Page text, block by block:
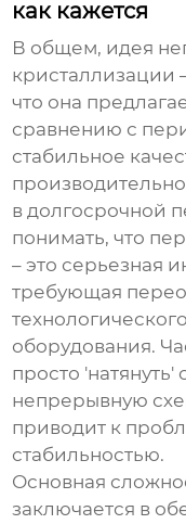
как кажется
В общем, идея
кристаллизации
что она
сравнению с
стабильное
в долгосрочной
понимать, что
– это серьезная
требующая
оборудования.
просто
непрерывную
приводит к
стабильностью.
Основная
заключается в